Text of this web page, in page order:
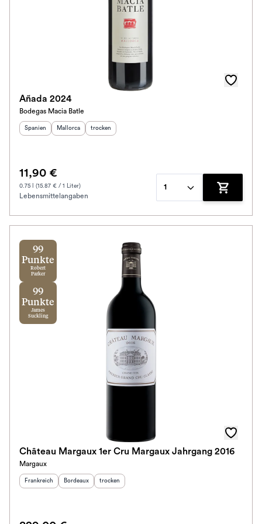
Añada 2024
Bodegas Macia Batle
Herkunftsland:
Spanien Herkunftsregion:
Mallorca Geschmack
trocken
11,90 €
0.75 l (15.87 € / 1 Liter)
Lebensmittelangaben
1
Zum
99
Punkte
Robert
Parker
99
Punkte
James
Suckling
Château Margaux 1er Cru Margaux Jahrgang 2016
Margaux
Herkunftsland
Frankreich Herkunftsregion:
Bordeaux Geschmack
trocken